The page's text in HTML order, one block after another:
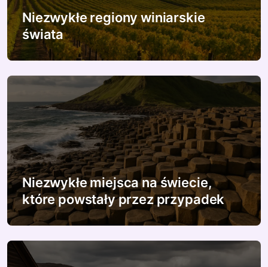
w
p
i
s
u
Niezwykłe regiony winiarskie
świata
Niezwykłe miejsca na świecie,
które powstały przez przypadek